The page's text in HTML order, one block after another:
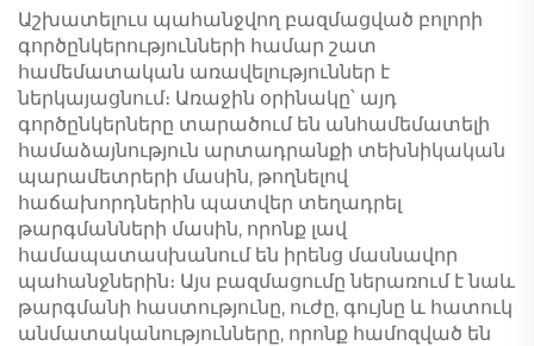
Աշխատելուս պահանջվող բազմացված բոլորի
գործընկերությունների համար շատ
համեմատական առավելություններ է
ներկայացնում։ Առաջին օրինակը՝ այդ
գործընկերները տարածում են անհամեմատելի
համաձայնություն արտադրանքի տեխնիկական
պարամետրերի մասին, թողնելով
հաճախորդներին պատվեր տեղադրել
թարգմանների մասին, որոնք լավ
համապատասխանում են իրենց մասնավոր
պահանջներին։ Այս բազմացումը ներառում է նաև
թարգմանի հաստությունը, ուժը, գույնը և հատուկ
անմատականությունները, որոնք համոզված են